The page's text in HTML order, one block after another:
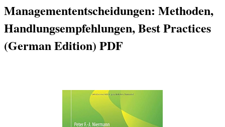
Managemententscheidungen: Methoden,
Handlungsempfehlungen, Best Practices
(German Edition) PDF